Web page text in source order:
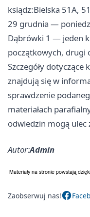
ksiądz:Bielska 51A,
29 grudnia —
Dąbrówki 1 — jeden
początkowych, drugi
Szczegóły
znajdują się w
sprawdzenie
materiałach
odwiedzin mogą ulec
Autor:Admin
Zaobserwuj nas!